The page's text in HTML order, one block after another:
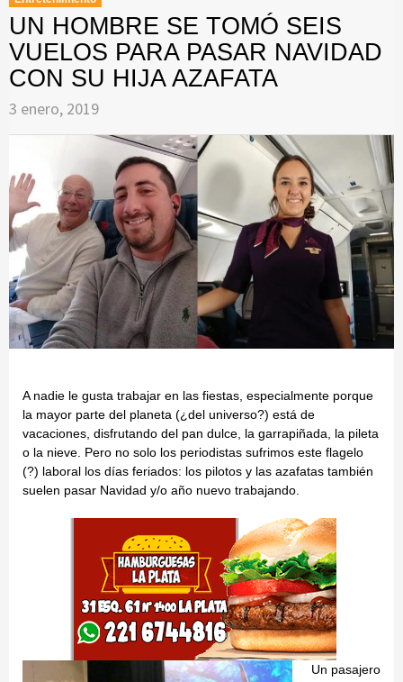
UN HOMBRE SE TOMÓ SEIS
VUELOS PARA PASAR NAVIDAD
CON SU HIJA AZAFATA
3 enero, 2019
A nadie le gusta trabajar en las fiestas, especialmente porque
la mayor parte del planeta (¿del universo?) está de
vacaciones, disfrutando del pan dulce, la garrapiñada, la pileta
o la nieve. Pero no solo los periodistas sufrimos este flagelo
(?) laboral los días feriados: los pilotos y las azafatas también
suelen pasar Navidad y/o año nuevo trabajando.
Un pasajero